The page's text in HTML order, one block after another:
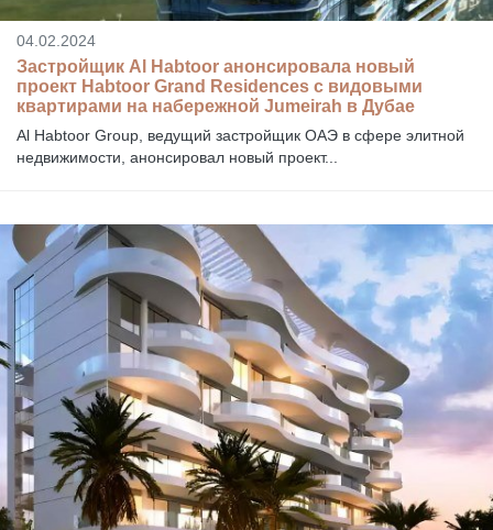
04.02.2024
Застройщик Al Habtoor анонсировала новый
проект Habtoor Grand Residences с видовыми
квартирами на набережной Jumeirah в Дубае
Al Habtoor Group, ведущий застройщик ОАЭ в сфере элитной
недвижимости, анонсировал новый проект...